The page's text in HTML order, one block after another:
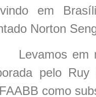
em
Norton
em
pelo
como